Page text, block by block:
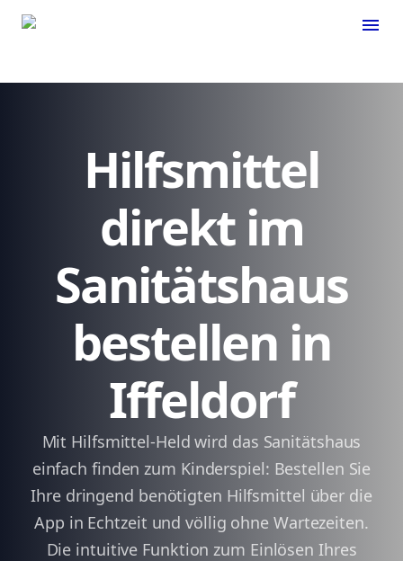
menu
Hilfsmittel
direkt im
Sanitätshaus
bestellen in
Iffeldorf
Mit Hilfsmittel-Held wird das Sanitätshaus
einfach finden zum Kinderspiel: Bestellen Sie
Ihre dringend benötigten Hilfsmittel über die
App in Echtzeit und völlig ohne Wartezeiten.
Die intuitive Funktion zum Einlösen Ihres